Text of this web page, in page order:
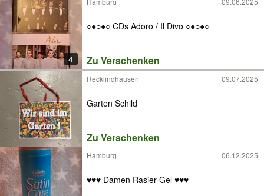
4
○●○●○ CDs Adoro / Il Divo ○●○●○
Zu Verschenken
Recklinghausen 09.07.2025
Garten Schild
Zu Verschenken
Hamburg 06.12.2025
♥️♥️♥️ Damen Rasier Gel ♥️♥️♥️